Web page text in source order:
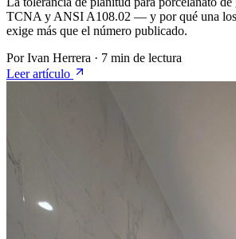
TCNA y ANSI A108.02 — y por qué una
exige más que el número publicado.
Por Ivan Herrera · 7 min de lectura
Leer artículo